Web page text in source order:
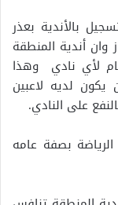
بالأندية بعذر
وان أندية المنطقة
لأي نادي وهذا
يكون لديه لاعبين
على النادي.
بصفة عامه